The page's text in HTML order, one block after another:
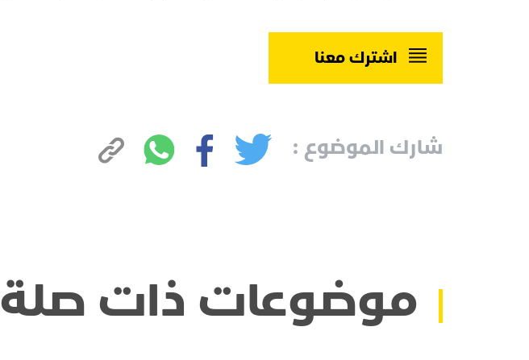
اشترك معنا
شارك الموضوع :
موضوعات ذات صلة